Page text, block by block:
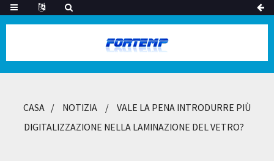
CASA NOTIZIA
VALE LA PENA INTRODURRE PIÙ
DIGITALIZZAZIONE NELLA LAMINAZIONE DEL VETRO?